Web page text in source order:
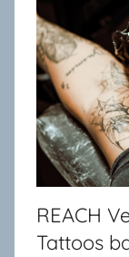
Oldenburg
REACH
Tattoos